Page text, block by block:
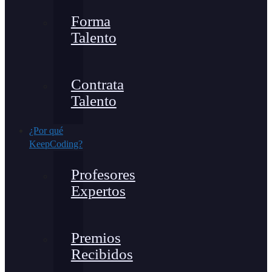
Forma
Talento
Contrata
Talento
¿Por qué
KeepCoding?
Profesores
Expertos
Premios
Recibidos